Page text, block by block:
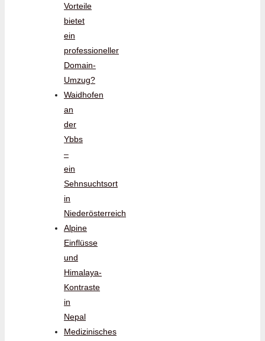
Vorteile
bietet
ein
professioneller
Domain-
Umzug?
Waidhofen
an
der
Ybbs
–
ein
Sehnsuchtsort
in
Niederösterreich
Alpine
Einflüsse
und
Himalaya-
Kontraste
in
Nepal
Medizinisches